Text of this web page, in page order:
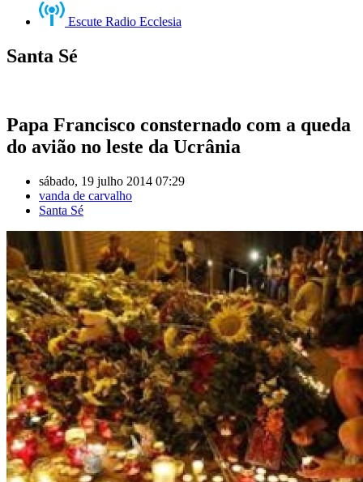
Escute Radio Ecclesia
Santa Sé
Papa Francisco consternado com a queda
do avião no leste da Ucrânia
sábado, 19 julho 2014 07:29
vanda de carvalho
Santa Sé